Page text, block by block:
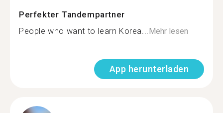
Perfekter Tandempartner
People who want to learn Korea...Mehr lesen
App herunterladen